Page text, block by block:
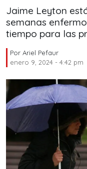
Jaime Leyton
semanas
tiempo para las
Por Ariel Pefaur
enero 9, 2024 - 4:42 pm